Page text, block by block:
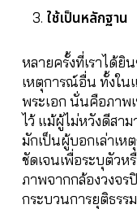
ใช้เป็นหลักฐาน
หลายครั้งที่เราได้ยิ
เหตุการณ์อื่น ทั้งใน
พระเอก นั่นคือภาพ
ไว้ แม้ผู้ไม่หวังดีสาม
มักเป็นผู้บอกเล่าเห
ชัดเจนเพื่อระบุตัว
ภาพจากกล้องวงจ
กระบวนการยุติธรร